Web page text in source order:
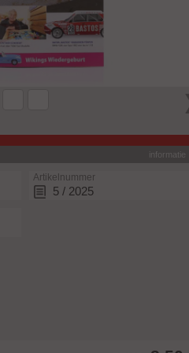
informatie
Artikelnummer
5 / 2025